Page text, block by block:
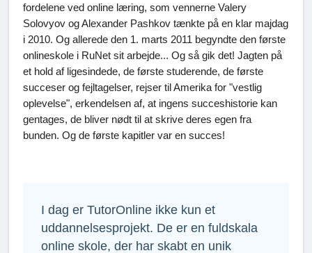
fordelene ved online læring, som vennerne Valery
Solovyov og Alexander Pashkov tænkte på en klar majdag
i 2010. Og allerede den 1. marts 2011 begyndte den første
onlineskole i RuNet sit arbejde... Og så gik det! Jagten på
et hold af ligesindede, de første studerende, de første
succeser og fejltagelser, rejser til Amerika for "vestlig
oplevelse", erkendelsen af, at ingens succeshistorie kan
gentages, de bliver nødt til at skrive deres egen fra
bunden. Og de første kapitler var en succes!
I dag er TutorOnline ikke kun et
uddannelsesprojekt. De er en fuldskala
online skole, der har skabt en unik